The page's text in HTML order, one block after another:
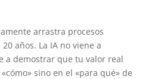
arrastra procesos
años. La IA no viene a
a demostrar que tu valor real
sino en el «para qué» de